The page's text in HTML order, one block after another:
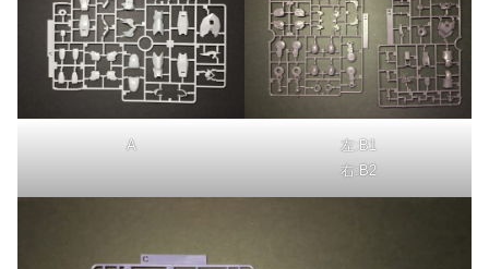
A
左:B1
右:B2